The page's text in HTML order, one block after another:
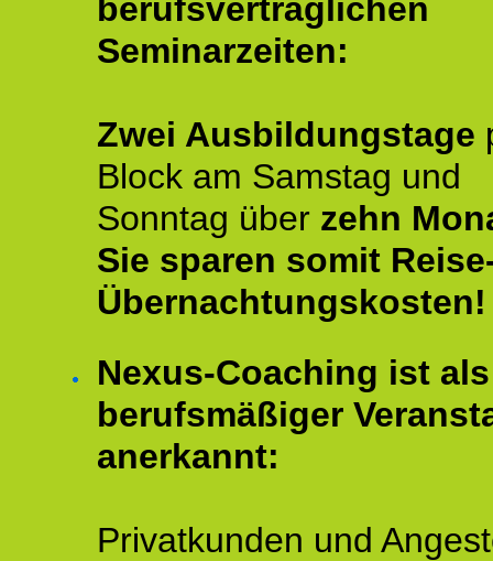
berufsverträglichen
Seminarzeiten:
Zwei Ausbildungstage
Block am Samstag und
Sonntag über zehn
Sie sparen somit
Übernachtungskosten!
Nexus-Coaching ist als
berufsmäßiger
anerkannt:
Privatkunden und